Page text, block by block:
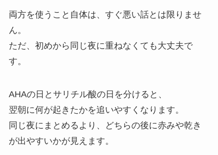
両方を使うこと自体は、すぐ悪い話とは限りませ
ん。
ただ、初めから同じ夜に重ねなくても大丈夫で
す。
AHAの日とサリチル酸の日を分けると、
翌朝に何が起きたかを追いやすくなります。
同じ夜にまとめるより、どちらの後に赤みや乾き
が出やすいかが見えます。